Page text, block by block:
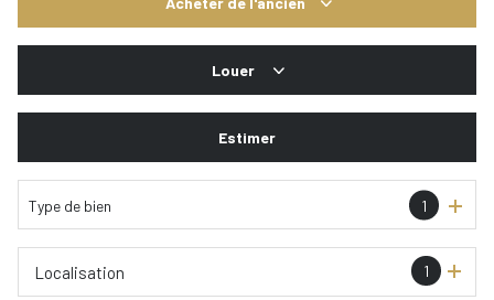
Louer
Estimer
Type de bien 1
1
Localisation